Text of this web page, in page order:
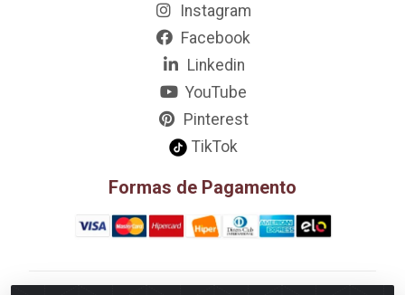
Instagram
Facebook
Linkedin
YouTube
Pinterest
TikTok
Formas de Pagamento